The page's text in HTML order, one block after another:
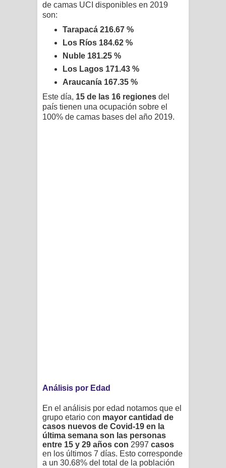
de camas UCI disponibles en 2019
son:
Tarapacá 216.67 %
Los Ríos 184.62 %
Nuble 181.25 %
Los Lagos 171.43 %
Araucanía 167.35 %
Este día, 15 de las 16 regiones del
país tienen una ocupación sobre el
100% de camas bases del año 2019.
Análisis por Edad
En el análisis por edad notamos que el
grupo etario con mayor cantidad de
casos nuevos de Covid-19 en la
última semana son las personas
entre 15 y 29 años con 2997 casos
en los últimos 7 días. Esto corresponde
a un 30.68% del total de la población